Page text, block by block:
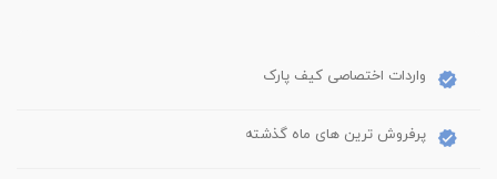
واردات اختصاصی کیف پارک
پرفروش ترین های ماه گذشته